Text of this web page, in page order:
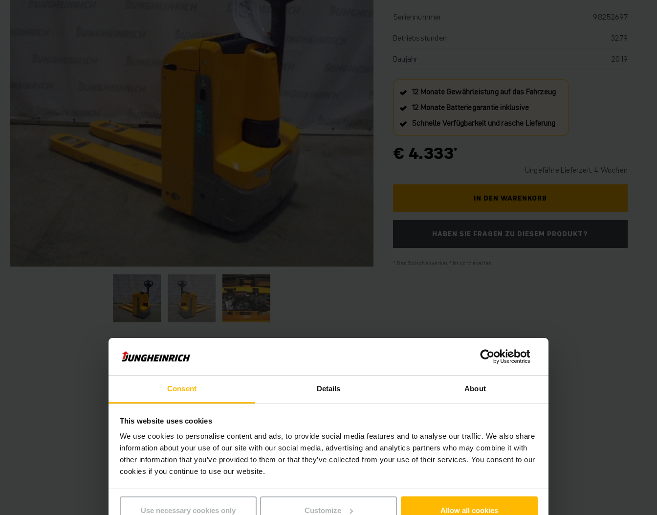
Consent Details About
This website uses cookies
We use cookies to personalise content and ads, to provide social media features and to analyse our traffic. We also share
information about your use of our site with our social media, advertising and analytics partners who may combine it with
other information that you’ve provided to them or that they’ve collected from your use of their services. You consent to our
cookies if you continue to use our website.
Use necessary cookies only Customize Allow all cookies
Seriennummer
98252697
Betriebsstunden
3279
Baujahr
2019
12 Monate Gewährleistung auf das Fahrzeug
12 Monate Batteriegarantie inklusive
Schnelle Verfügbarkeit und rasche Lieferung
€ 4.333
Ungefähre Lieferzeit: 4 Wochen
IN DEN WARENKORB
HABEN SIE FRAGEN ZU DIESEM PRODUKT?
Der Zwischenverkauf ist vorbehalten.
Produktinformationen
Der folgende Abschnitt bietet eine umfassende Zusammenfassung der technischen Spezifikationen und
Technische Daten
Batterie
Ladegerät Ja, 24 V / 30 A